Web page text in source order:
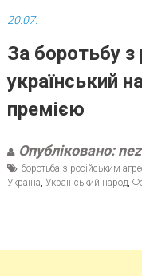
20.07.
За боротьбу з
український
премією
Опубліковано:
боротьба з російським
Україна Український народ,